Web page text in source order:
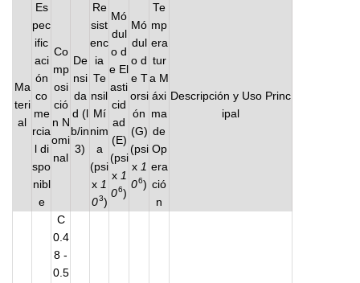
Ma
teri
al
Es
pec
ific
aci
ón
co
me
rcia
l di
spo
nibl
e
Co
mp
osi
ció
n N
omi
nal
De
nsi
da
d (l
b/in
3)
Re
sist
enc
ia
Te
nsil
Mí
nim
a
(psi
x 1
03)
Mó
dul
o d
e El
asti
cid
ad
(E)
(psi
x 1
06)
Mó
dul
o d
e T
orsi
ón
(G)
(psi
x 1
06)
Te
mp
era
tur
a M
áxi
ma
de
Op
era
ció
n
Descripción y Uso Princ
ipal
C
0.4
8 -
0.5